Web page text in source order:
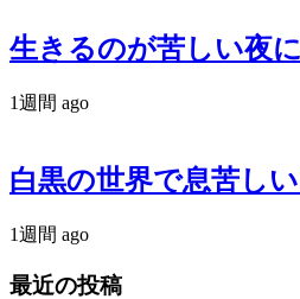
生きるのが苦しい夜
1週間 ago
白黒の世界で息苦し
1週間 ago
最近の投稿